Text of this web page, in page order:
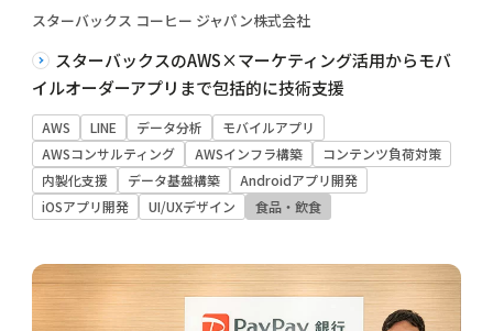
スターバックス コーヒー ジャパン株式会社
スターバックスのAWS×マーケティング活用からモバ
イルオーダーアプリまで包括的に技術支援
AWS LINE データ分析
モバイルアプリ
AWSコンサルティング
AWSインフラ構築
コンテンツ負荷対策
内製化支援
データ基盤構築
Androidアプリ開発
iOSアプリ開発
UI/UXデザイン 食品・飲食